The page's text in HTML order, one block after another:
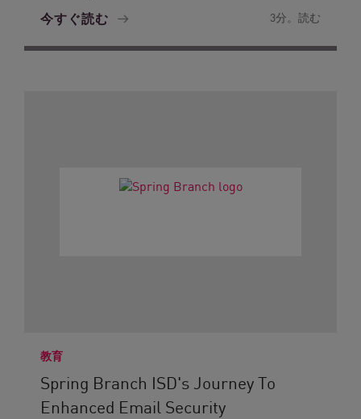
今すぐ読む 3分。読む
教育
Spring Branch ISD's Journey To
Enhanced Email Security